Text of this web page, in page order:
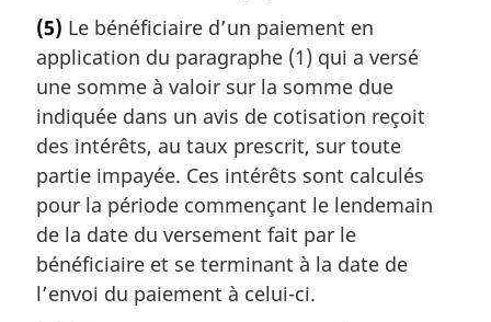
t
e
m
a
g
i
n
a
l
e
:
(5) Le bénéficiaire d’un paiement en
application du paragraphe (1) qui a versé
une somme à valoir sur la somme due
indiquée dans un avis de cotisation reçoit
des intérêts, au taux prescrit, sur toute
partie impayée. Ces intérêts sont calculés
pour la période commençant le lendemain
de la date du versement fait par le
bénéficiaire et se terminant à la date de
l’envoi du paiement à celui-ci.